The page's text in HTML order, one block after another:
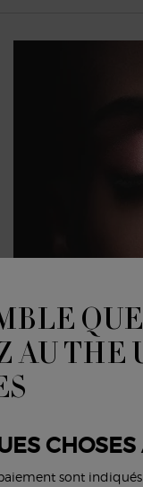
AU THE
CHOSES
sont indiqués